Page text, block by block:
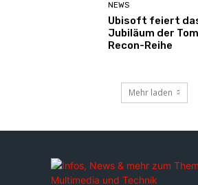
NEWS
Ubisoft feiert
Jubiläum der
Recon-Reihe
Mehr laden